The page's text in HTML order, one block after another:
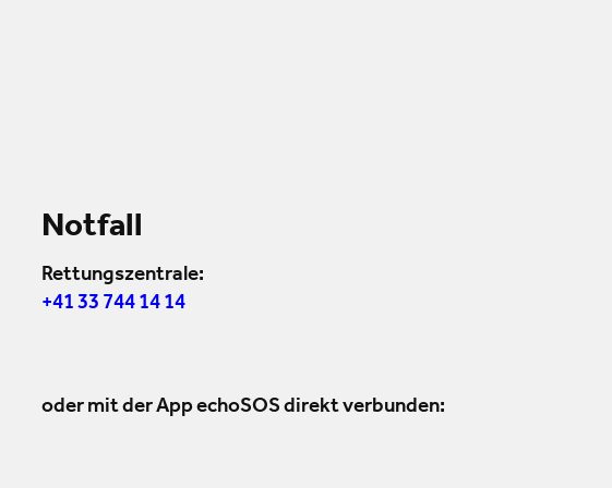
Notfall
Rettungszentrale:
+41 33 744 14 14
oder mit der App echoSOS direkt verbunden: